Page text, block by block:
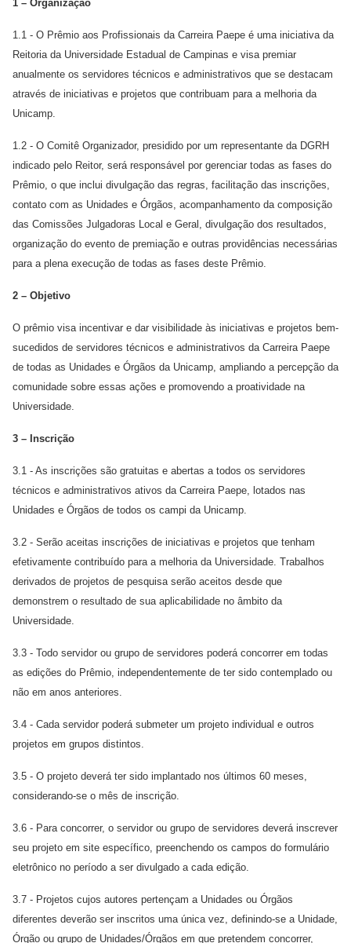
1 – Organização
1.1 - O Prêmio aos Profissionais da Carreira Paepe é uma iniciativa da
Reitoria da Universidade Estadual de Campinas e visa premiar
anualmente os servidores técnicos e administrativos que se destacam
através de iniciativas e projetos que contribuam para a melhoria da
Unicamp.
1.2 - O Comitê Organizador, presidido por um representante da DGRH
indicado pelo Reitor, será responsável por gerenciar todas as fases do
Prêmio, o que inclui divulgação das regras, facilitação das inscrições,
contato com as Unidades e Órgãos, acompanhamento da composição
das Comissões Julgadoras Local e Geral, divulgação dos resultados,
organização do evento de premiação e outras providências necessárias
para a plena execução de todas as fases deste Prêmio.
2 – Objetivo
O prêmio visa incentivar e dar visibilidade às iniciativas e projetos bem-
sucedidos de servidores técnicos e administrativos da Carreira Paepe
de todas as Unidades e Órgãos da Unicamp, ampliando a percepção da
comunidade sobre essas ações e promovendo a proatividade na
Universidade.
3 – Inscrição
3.1 - As inscrições são gratuitas e abertas a todos os servidores
técnicos e administrativos ativos da Carreira Paepe, lotados nas
Unidades e Órgãos de todos os campi da Unicamp.
3.2 - Serão aceitas inscrições de iniciativas e projetos que tenham
efetivamente contribuído para a melhoria da Universidade. Trabalhos
derivados de projetos de pesquisa serão aceitos desde que
demonstrem o resultado de sua aplicabilidade no âmbito da
Universidade.
3.3 - Todo servidor ou grupo de servidores poderá concorrer em todas
as edições do Prêmio, independentemente de ter sido contemplado ou
não em anos anteriores.
3.4 - Cada servidor poderá submeter um projeto individual e outros
projetos em grupos distintos.
3.5 - O projeto deverá ter sido implantado nos últimos 60 meses,
considerando-se o mês de inscrição.
3.6 - Para concorrer, o servidor ou grupo de servidores deverá inscrever
seu projeto em site específico, preenchendo os campos do formulário
eletrônico no período a ser divulgado a cada edição.
3.7 - Projetos cujos autores pertençam a Unidades ou Órgãos
diferentes deverão ser inscritos uma única vez, definindo-se a Unidade,
Órgão ou grupo de Unidades/Órgãos em que pretendem concorrer,